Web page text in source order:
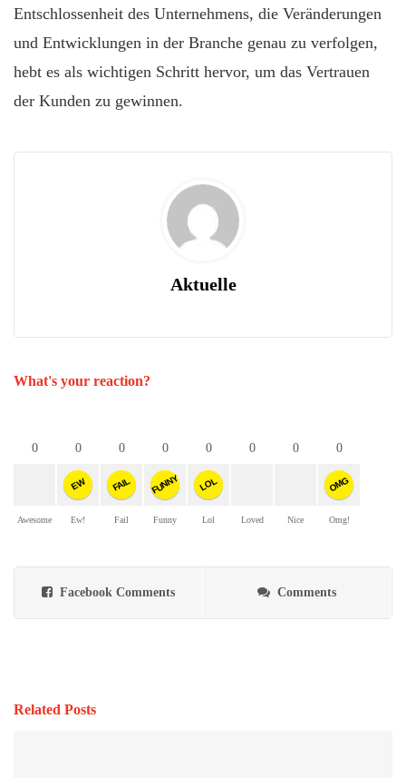
Entschlossenheit des Unternehmens, die Veränderungen
und Entwicklungen in der Branche genau zu verfolgen,
hebt es als wichtigen Schritt hervor, um das Vertrauen
der Kunden zu gewinnen.
Aktuelle
What's your reaction?
0
Awesome
0
EW
Ew!
0
FAIL
Fail
0
FUNNY
Funny
0
LOL
Lol
0
Loved
0
Nice
0
OMG
Omg!
Facebook Comments Comments
Related Posts